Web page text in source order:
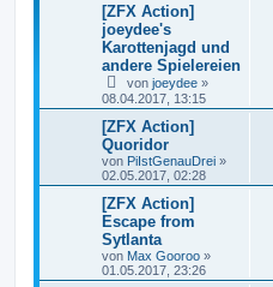
[ZFX Action]
joeydee's
Karottenjagd und
andere Spielereien
von joeydee »
08.04.2017, 13:15
[ZFX Action]
Quoridor
von PiIstGenauDrei »
02.05.2017, 02:28
[ZFX Action]
Escape from
Sytlanta
von Max Gooroo »
01.05.2017, 23:26